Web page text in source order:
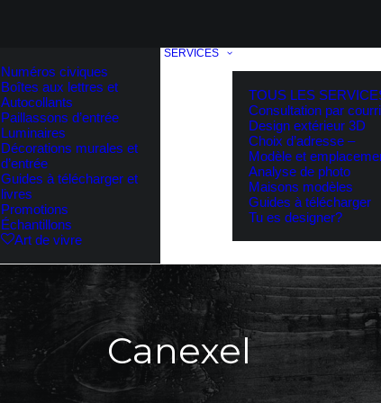
Numéros civiques
Boîtes aux lettres et
Autocollants
Paillassons d’entrée
Luminaires
Décorations murales et
d’entrée
Guides à télécharger et
livres
Promotions
Échantillons
Art de vivre
SERVICES
TOUS LES
Consultation par
Design extérieur 3D
Choix d’adresse –
Modèle et
Analyse de photo
Maisons modèles
Guides à télécharger
Tu es designer?
Canexel